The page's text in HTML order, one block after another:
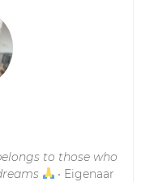
to those who
• Eigenaar